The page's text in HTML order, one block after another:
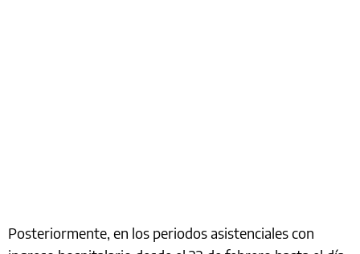
Posteriormente, en los periodos asistenciales con